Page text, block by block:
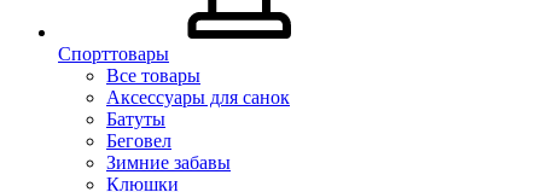
Спорттовары
Все товары
Аксессуары для санок
Батуты
Беговел
Зимние забавы
Клюшки